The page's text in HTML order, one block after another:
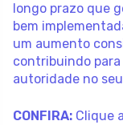
longo prazo que
bem
um aumento
contribuindo
autoridade no
CONFIRA: Clique